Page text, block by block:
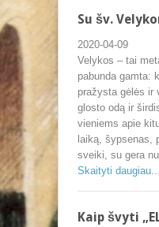
Su šv.
2020-04-09
Velykos – tai
pabunda gamta:
pražysta gėlės ir
glosto odą ir
vieniems apie
laiką, šypsenas,
sveiki, su gera
Skaityti daugiau...
Kaip švyti